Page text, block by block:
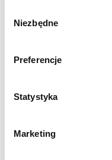
zgody
Niezbędne
Preferencje
Statystyka
Marketing